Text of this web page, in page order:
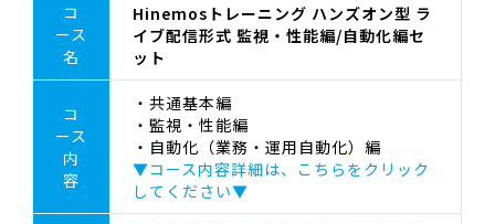
コ
ース
名
Hinemosトレーニング ハンズオン型 ラ
イブ配信形式 監視・性能編/自動化編セ
ット
コ
ース
内
容
・共通基本編
・監視・性能編
・自動化（業務・運用自動化）編
▼コース内容詳細は、こちらをクリック
してください▼